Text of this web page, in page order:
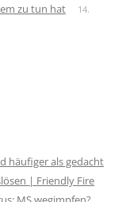
zu tun hat
14.
häufiger als gedacht
| Friendly Fire